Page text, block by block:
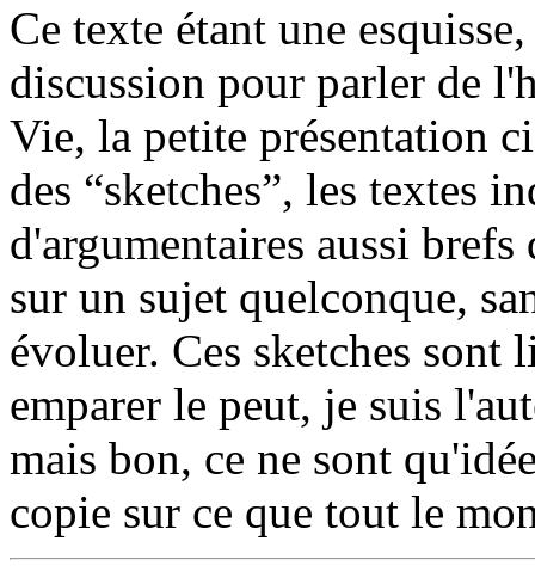
Ce texte étant une
discussion pour parler de
Vie, la petite présentation
des “sketches”, les textes
d'argumentaires aussi
sur un sujet quelconque,
évoluer. Ces sketches
emparer le peut, je suis
mais bon, ce ne sont
copie sur ce que tout le